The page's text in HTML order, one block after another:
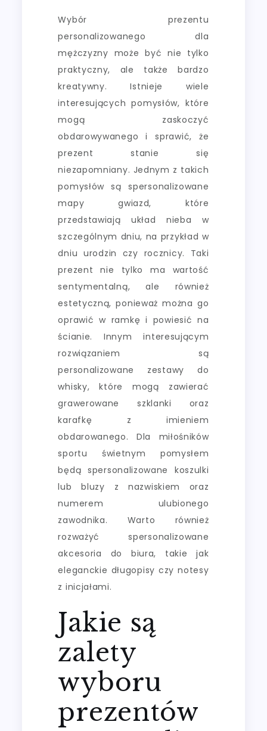
Wybór prezentu
personalizowanego dla
mężczyzny może być nie tylko
praktyczny, ale także bardzo
kreatywny. Istnieje wiele
interesujących pomysłów, które
mogą zaskoczyć
obdarowywanego i sprawić, że
prezent stanie się
niezapomniany. Jednym z takich
pomysłów są spersonalizowane
mapy gwiazd, które
przedstawiają układ nieba w
szczególnym dniu, na przykład w
dniu urodzin czy rocznicy. Taki
prezent nie tylko ma wartość
sentymentalną, ale również
estetyczną, ponieważ można go
oprawić w ramkę i powiesić na
ścianie. Innym interesującym
rozwiązaniem są
personalizowane zestawy do
whisky, które mogą zawierać
grawerowane szklanki oraz
karafkę z imieniem
obdarowanego. Dla miłośników
sportu świetnym pomysłem
będą spersonalizowane koszulki
lub bluzy z nazwiskiem oraz
numerem ulubionego
zawodnika. Warto również
rozważyć spersonalizowane
akcesoria do biura, takie jak
eleganckie długopisy czy notesy
z inicjałami.
Jakie są
zalety
wyboru
prezentów